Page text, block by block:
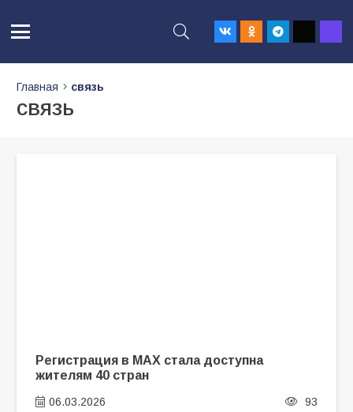
Главная связь
связь
Регистрация в MAX стала доступна
жителям 40 стран
06.03.2026 93